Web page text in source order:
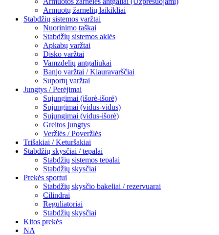
Armuotų žarnelių laikikliai
Stabdžių sistemos varžtai
Nuorinimo taškai
Stabdžių sistemos aklės
Apkabų varžtai
Disko varžtai
Vamzdelių antgaliukai
Banjo varžtai / Kiauravarščiai
Suportų varžtai
Jungtys / Perėjimai
Sujungimai (išorė-išorė)
Sujungimai (vidus-vidus)
Sujungimai (vidus-išorė)
Greitos jungtys
Veržlės / Poveržlės
Trišakiai / Keturšakiai
Stabdžių skysčiai / tepalai
Stabdžių sistemos tepalai
Stabdžių skysčiai
Prekės sportui
Stabdžių skysčio bakeliai / rezervuarai
Cilindrai
Reguliatoriai
Stabdžių skysčiai
Kitos prekės
NA